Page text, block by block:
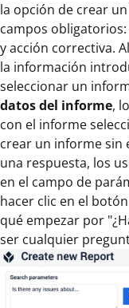
la opción de crear
campos
y acción correctiva.
la información
seleccionar un
datos del informe,
con el informe
crear un informe sin
una respuesta, los
en el campo de
hacer clic en el botón
qué empezar por
ser cualquier